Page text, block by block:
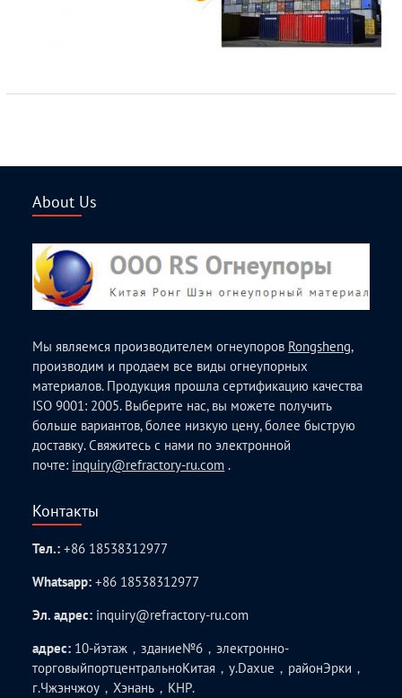
About Us
Мы являемся производителем огнеупоров Rongsheng,
производим и продаем все виды огнеупорных
материалов. Продукция прошла сертификацию качества
ISO 9001: 2005. Выберите нас, вы можете получить
больше вариантов, более низкую цену, более быструю
доставку. Свяжитесь с нами по электронной
почте: inquiry@refractory-ru.com .
Контакты
Тел.:+86 18538312977
Whatsapp:+86 18538312977
Эл. адрес: inquiry@refractory-ru.com
адрес: 10-йэтаж，здание№6，электронно-
торговыйпортцентральноКитая，у.Daxue，районЭрки，
г.Чжэнчжоу，Хэнань，КНР.